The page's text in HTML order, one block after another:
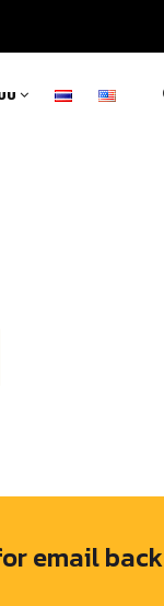
บ
email back